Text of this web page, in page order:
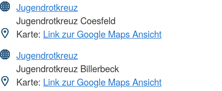
Jugendrotkreuz
Jugendrotkreuz Coesfeld
Karte: Link zur Google Maps Ansicht
Jugendrotkreuz
Jugendrotkreuz Billerbeck
Karte: Link zur Google Maps Ansicht